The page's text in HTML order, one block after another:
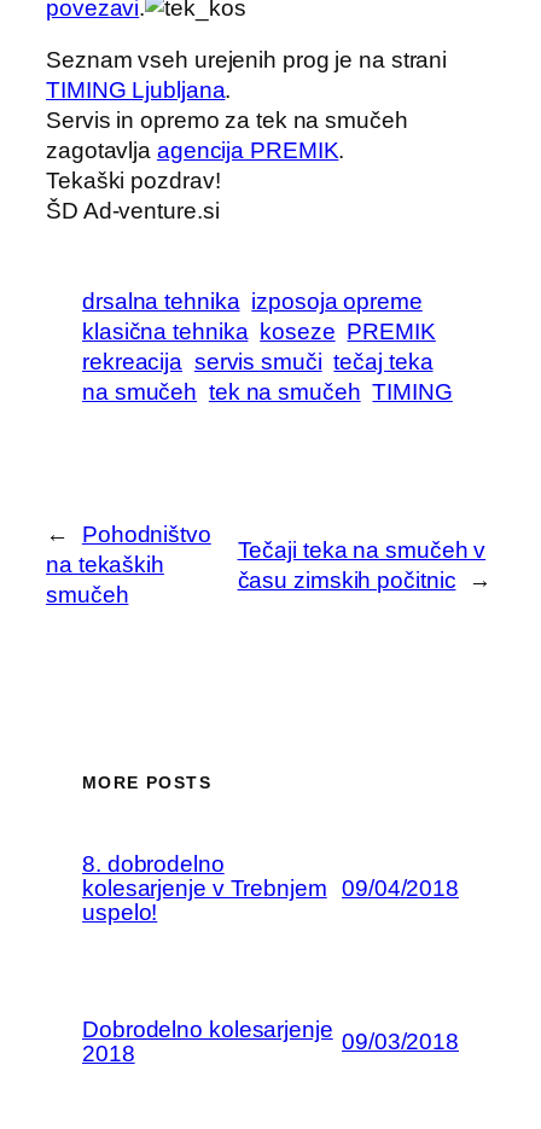
povezavi.
Seznam vseh urejenih prog je na strani
TIMING Ljubljana.
Servis in opremo za tek na smučeh
zagotavlja agencija PREMIK.
Tekaški pozdrav!
ŠD Ad-venture.si
drsalna tehnika izposoja opreme
klasična tehnika koseze PREMIK
rekreacija servis smuči tečaj teka
na smučeh tek na smučeh TIMING
←
Pohodništvo
na tekaških
smučeh
Tečaji teka na smučeh v
času zimskih počitnic
→
MORE POSTS
8. dobrodelno
kolesarjenje v Trebnjem
uspelo!
09/04/2018
Dobrodelno kolesarjenje
2018
09/03/2018